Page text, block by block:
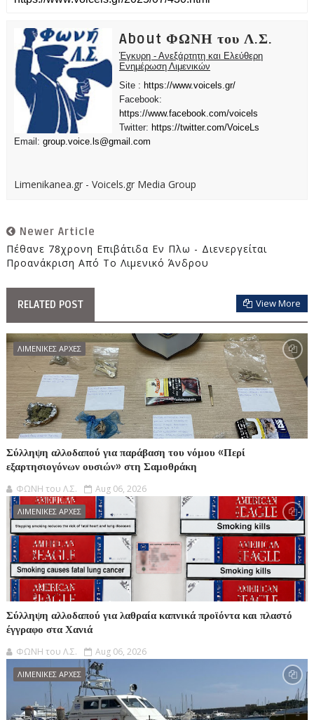
About ΦΩΝΗ του Λ.Σ.
Έγκυρη - Ανεξάρτητη και Ελεύθερη
Ενημέρωση Λιμενικών
Site : https://www.voicels.gr/
Facebook:
https://www.facebook.com/voicels
Twitter: https://twitter.com/VoiceLs
Email: group.voice.ls@gmail.com
Limenikanea.gr - Voicels.gr Media Group
Newer Article
Πέθανε 78χρονη Επιβάτιδα Εν Πλω - Διενεργείται
Προανάκριση Από Το Λιμενικό Άνδρου
RELATED POST View More
ΛΙΜΕΝΙΚΕΣ ΑΡΧΕΣ
Σύλληψη αλλοδαπού για παράβαση του νόμου «Περί
εξαρτησιογόνων ουσιών» στη Σαμοθράκη
ΦΩΝΗ του Λ.Σ. Aug 06, 2026
ΛΙΜΕΝΙΚΕΣ ΑΡΧΕΣ
Σύλληψη αλλοδαπού για λαθραία καπνικά προϊόντα και πλαστό
έγγραφο στα Χανιά
ΦΩΝΗ του Λ.Σ. Aug 06, 2026
ΛΙΜΕΝΙΚΕΣ ΑΡΧΕΣ